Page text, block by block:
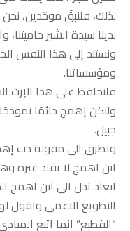
لذلك، فلنبقَ موحّدين، نحن
لدينا سيدة الشير
ونستند إلى هذا النفس
ومؤسساتنا.
فلنحافظ على هذا الإرث
ولتكن إهمج دائمًا
جبيل.
وتطرق الى مقولة دب
ابن اهمج لا يقلد غيره
ابعاد تدل الى ابن اهمج
التطويع الاعمى واقول
“القطيع” انما اتبع